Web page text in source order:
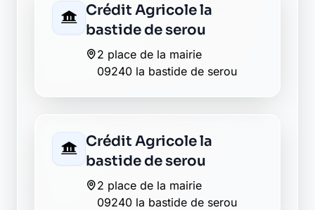
Crédit Agricole la
bastide de serou
2 place de la mairie
09240 la bastide de serou
Crédit Agricole la
bastide de serou
2 place de la mairie
09240 la bastide de serou